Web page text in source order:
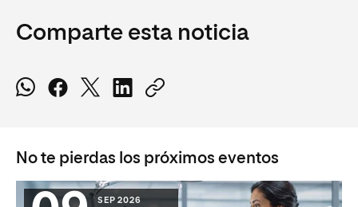
Comparte esta noticia
No te pierdas los próximos eventos
SEP 2026